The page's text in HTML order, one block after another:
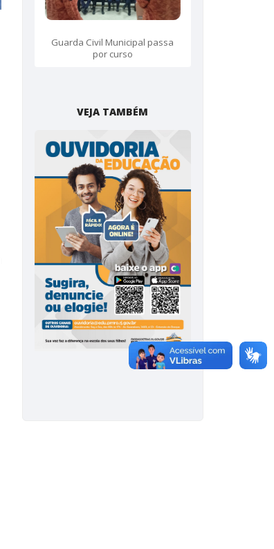
Guarda Civil Municipal passa
por curso
VEJA TAMBÉM